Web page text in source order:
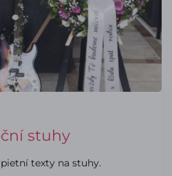
stuhy
texty na stuhy.